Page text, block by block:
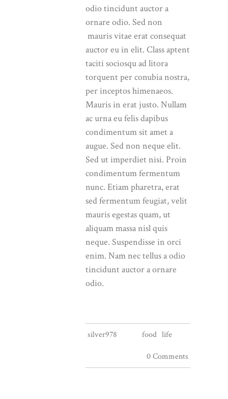
odio tincidunt auctor a
ornare odio. Sed non
mauris vitae erat consequat
auctor eu in elit. Class aptent
taciti sociosqu ad litora
torquent per conubia nostra,
per inceptos himenaeos.
Mauris in erat justo. Nullam
ac urna eu felis dapibus
condimentum sit amet a
augue. Sed non neque elit.
Sed ut imperdiet nisi. Proin
condimentum fermentum
nunc. Etiam pharetra, erat
sed fermentum feugiat, velit
mauris egestas quam, ut
aliquam massa nisl quis
neque. Suspendisse in orci
enim. Nam nec tellus a odio
tincidunt auctor a ornare
odio.
silver978 food life
0 Comments